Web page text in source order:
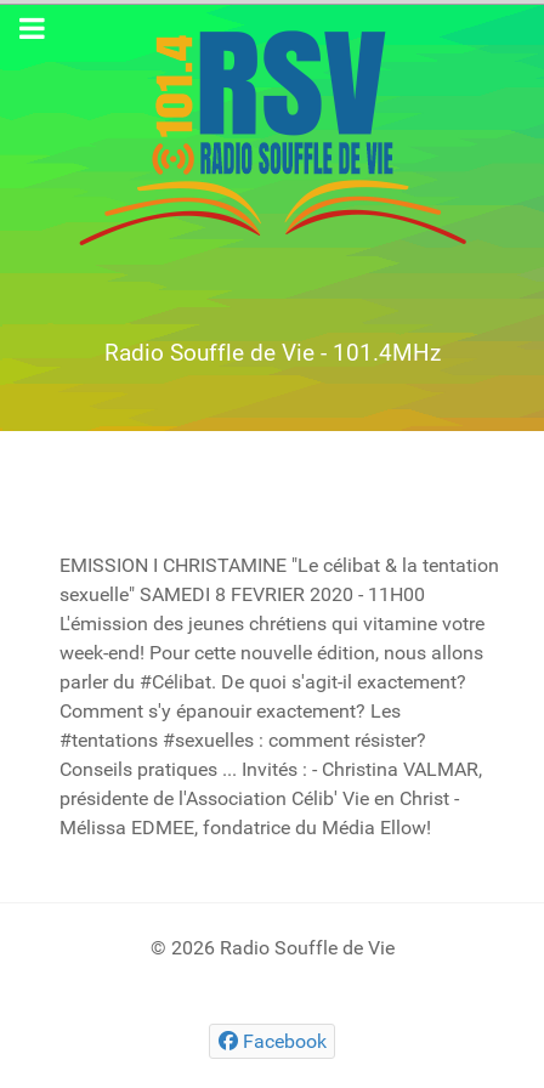
Radio Souffle de Vie - 101.4MHz
EMISSION I CHRISTAMINE "Le célibat & la tentation
sexuelle" SAMEDI 8 FEVRIER 2020 - 11H00
L'émission des jeunes chrétiens qui vitamine votre
week-end! Pour cette nouvelle édition, nous allons
parler du #Célibat. De quoi s'agit-il exactement?
Comment s'y épanouir exactement? Les
#tentations #sexuelles : comment résister?
Conseils pratiques ... Invités : - Christina VALMAR,
présidente de l'Association Célib' Vie en Christ -
Mélissa EDMEE, fondatrice du Média Ellow!
© 2026 Radio Souffle de Vie
Facebook